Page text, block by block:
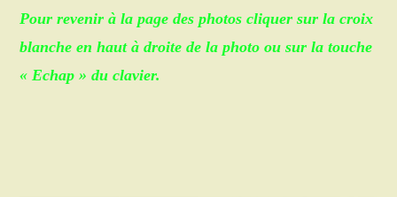
Pour revenir à la page des photos cliquer sur la croix
blanche en haut à droite de la photo ou sur la touche
« Echap » du clavier.